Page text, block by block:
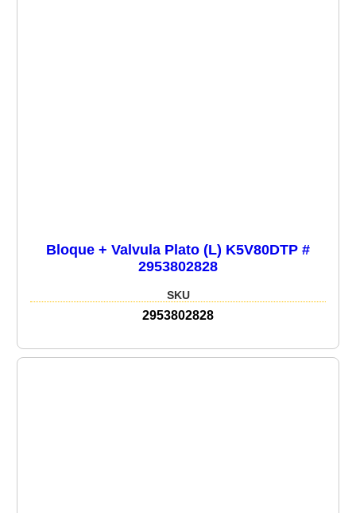
Bloque + Valvula Plato (L) K5V80DTP #
2953802828
SKU
2953802828